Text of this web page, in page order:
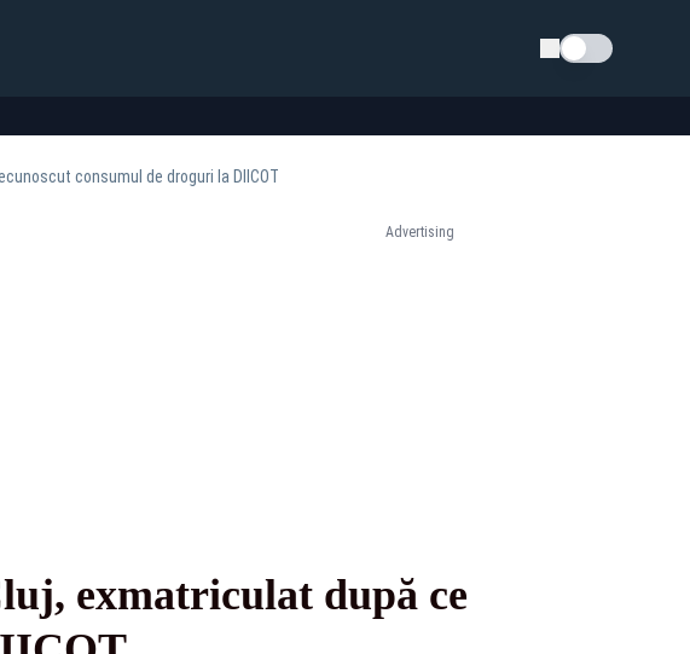
Schimba tema
consumul de droguri la DIICOT
Advertising
exmatriculat după ce